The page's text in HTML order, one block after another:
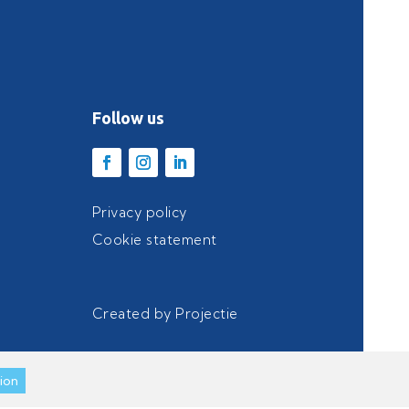
Follow us
Privacy policy
Cookie statement
Created by Projectie